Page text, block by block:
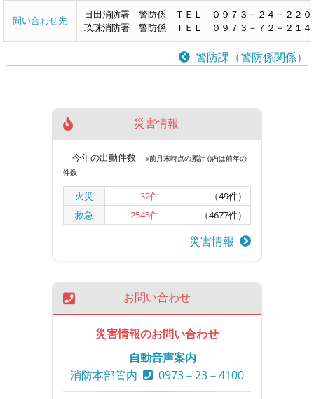
問い合わせ先
日田消防署 警防係 ＴＥＬ ０９７３－２４－２２０
玖珠消防署 警防係 ＴＥＬ ０９７３－７２－２１４
警防課（警防係関係）
災害情報
今年の出動件数
※前月末時点の累計 ()内は前年の
件数
火災 32件
（49件）
救急
2545件 （4677件）
災害情報
お問い合わせ
災害情報のお問い合わせ
自動音声案内
消防本部管内
0973－23－4100